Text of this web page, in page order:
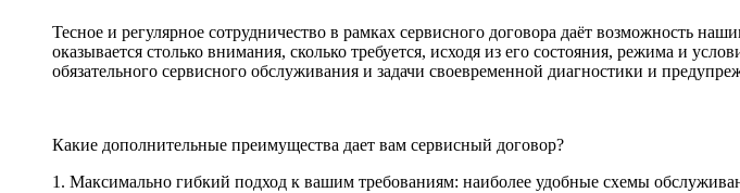
Тесное и регулярное сотрудничество в рамках сервисного договора даёт возможность
оказывается столько внимания, сколько требуется, исходя из его состояния, режима и
обязательного сервисного обслуживания и задачи своевременной диагностики и
Какие дополнительные преимущества дает вам сервисный договор?
1. Максимально гибкий подход к вашим требованиям: наиболее удобные схемы